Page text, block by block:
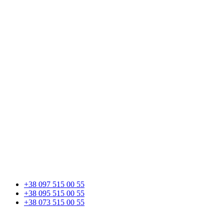
+38 097 515 00 55
+38 095 515 00 55
+38 073 515 00 55